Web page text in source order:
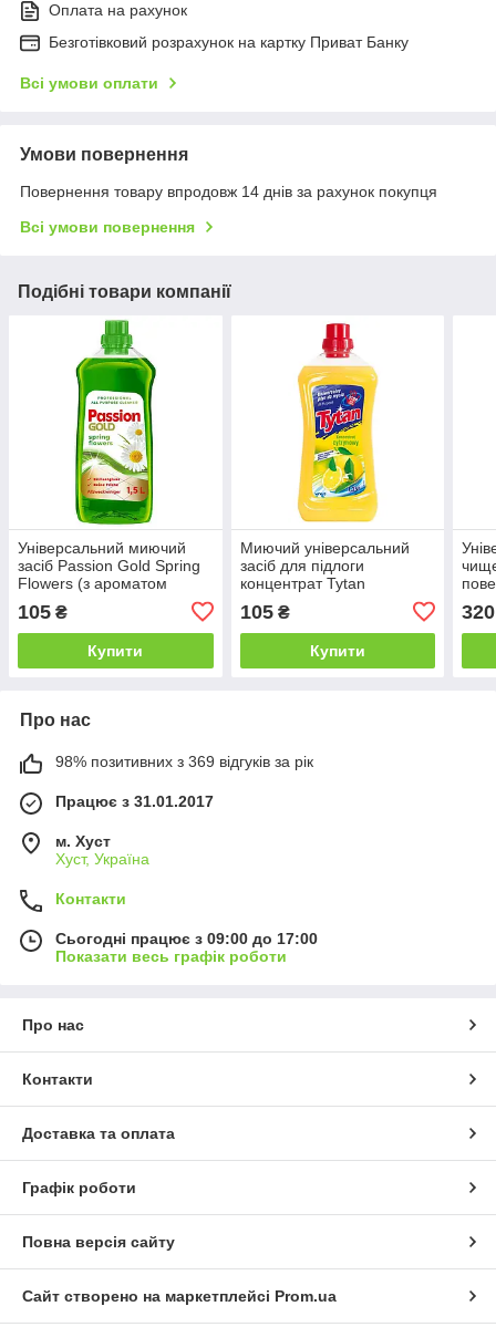
Оплата на рахунок
Безготівковий розрахунок на картку Приват Банку
Всі умови оплати
Умови повернення
Повернення товару впродовж 14 днів за рахунок покупця
Всі умови повернення
Подібні товари компанії
Універсальний миючий
засіб Passion Gold Spring
Flowers (з ароматом
105 ₴
Купити
Миючий універсальний
засіб для підлоги
концентрат Tytan
105₴
Купити
320
Про нас
98% позитивних з 369 відгуків за рік
Працює з 31.01.2017
м. Хуст
Хуст, Україна
Контакти
Сьогодні працює з 09:00 до 17:00
Показати весь графік роботи
Про нас
Контакти
Доставка та оплата
Графік роботи
Повна версія сайту
Сайт створено на маркетплейсі Prom.ua